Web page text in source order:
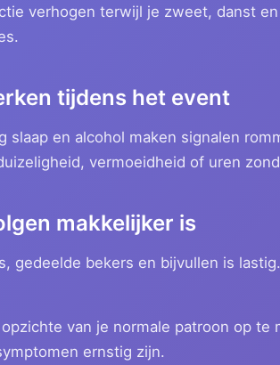
verhogen terwijl je zweet, danst
tijdens het event
slaap en alcohol maken signalen
vermoeidheid of uren
makkelijker is
gedeelde bekers en bijvullen is
van je normale patroon op te
ernstig zijn.